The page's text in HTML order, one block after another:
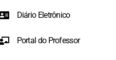
Diário Eletrônico
Portal do Professor